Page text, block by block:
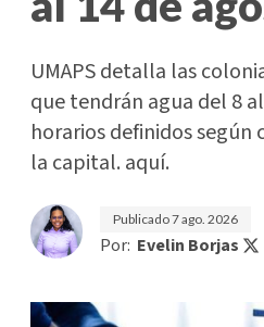
UMAPS detalla las
que tendrán agua del 8
horarios definidos según
la capital. aquí.
Publicado7 ago. 2026
Por: Evelin Borjas